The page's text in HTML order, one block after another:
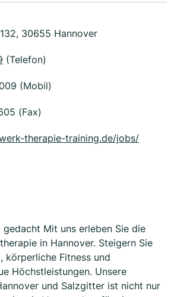
30655 Hannover
(Telefon)
(Mobil)
(Fax)
therapie-training.de/jobs/
gedacht Mit uns erleben Sie die
in Hannover. Steigern Sie
körperliche Fitness und
Höchstleistungen. Unsere
und Salzgitter ist nicht nur